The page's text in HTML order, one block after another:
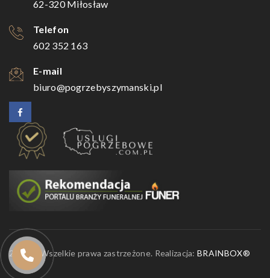
62-320 Miłosław
Telefon
602 352 163
E-mail
biuro@pogrzebyszymanski.pl
2026 © Wszelkie prawa zastrzeżone. Realizacja:BRAINBOX®